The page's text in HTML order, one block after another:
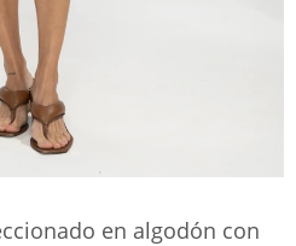
en algodón con